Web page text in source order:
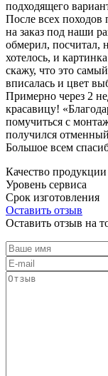
подходящего
После всех
на заказ под наши
обмерил, посчитал,
хотелось, и
скажу, что это
вписалась и цвет
Примерно через 2
красавицу!
помучиться с
получился
Большое всем
Качество продукции
Уровень сервиса
Срок изготовления
Оставить отзыв
Оставить отзыв на